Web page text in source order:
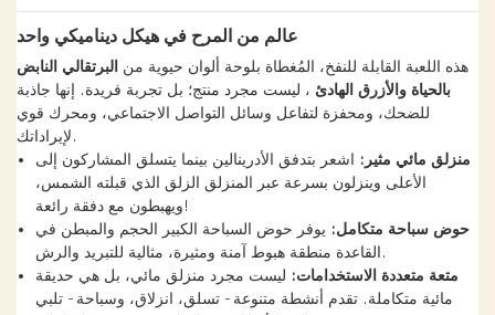
عالم من المرح في هيكل ديناميكي واحد
هذه اللعبة القابلة للنفخ، المُغطاة بلوحة ألوان حيوية من البرتقالي النابض
بالحياة والأزرق الهادئ ، ليست مجرد منتج؛ بل تجربة فريدة. إنها جاذبة
للضحك، ومحفزة لتفاعل وسائل التواصل الاجتماعي، ومحرك قوي
لإيراداتك.
منزلق مائي مثير: اشعر بتدفق الأدرينالين بينما يتسلق المشاركون إلى
الأعلى وينزلون بسرعة عبر المنزلق الزلق الذي قبلته الشمس،
ويهبطون مع دفقة رائعة!
حوض سباحة متكامل: يوفر حوض السباحة الكبير الحجم والمبطن في
القاعدة منطقة هبوط آمنة ومثيرة، مثالية للتبريد والرش.
متعة متعددة الاستخدامات: ليست مجرد منزلق مائي، بل هي حديقة
مائية متكاملة. تقدم أنشطة متنوعة - تسلق، انزلاق، وسباحة - تلبي